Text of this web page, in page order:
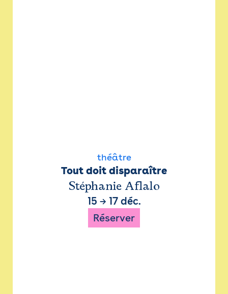
théâtre
Tout doit disparaître
Stéphanie Aflalo
15 → 17 déc.
Réserver